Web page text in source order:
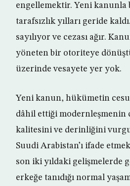
engellemektir. Yeni
tarafsızlık yılları geride
sayılıyor ve cezası ağır.
yöneten bir otoriteye
üzerinde vesayete yer yok.
Yeni kanun, hükümetin
dâhil ettiği modernleşmenin
kalitesini ve derinliğini
Suudi Arabistan’ı ifade
son iki yıldaki gelişmelerde
erkeğe tanıdığı normal